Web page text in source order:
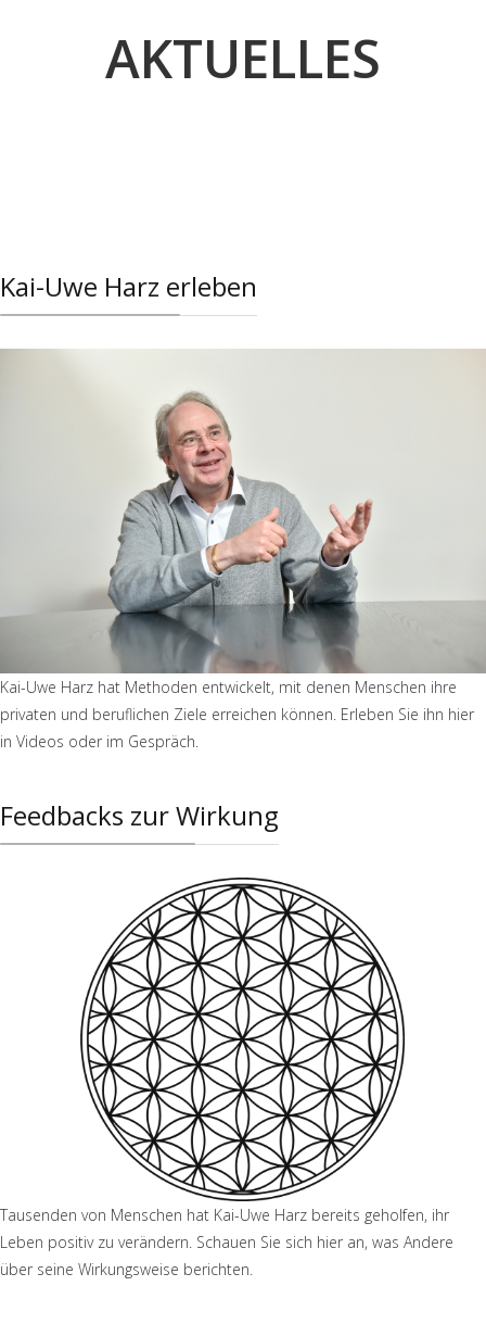
AKTUELLES
Kai-Uwe Harz erleben
Kai-Uwe Harz hat Methoden entwickelt, mit denen Menschen ihre
privaten und beruflichen Ziele erreichen können. Erleben Sie ihn hier
in Videos oder im Gespräch.
Feedbacks zur Wirkung
Tausenden von Menschen hat Kai-Uwe Harz bereits geholfen, ihr
Leben positiv zu verändern. Schauen Sie sich hier an, was Andere
über seine Wirkungsweise berichten.